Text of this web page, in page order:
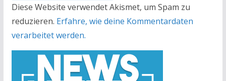
Diese Website verwendet Akismet, um Spam zu
reduzieren. Erfahre, wie deine Kommentardaten
verarbeitet werden.